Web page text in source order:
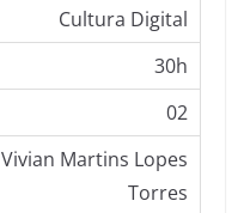
Cultura Digital
30h
02
Vivian Martins Lopes
Torres